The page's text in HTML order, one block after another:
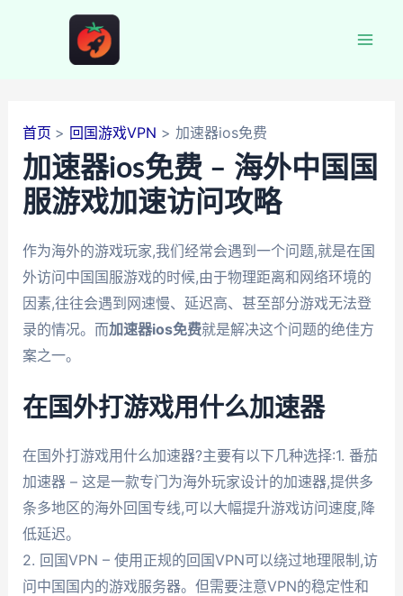
首页 回国游戏VPN 加速器ios免费
加速器ios免费 – 海外中国国
服游戏加速访问攻略
作为海外的游戏玩家,我们经常会遇到一个问题,就是在国
外访问中国国服游戏的时候,由于物理距离和网络环境的
因素,往往会遇到网速慢、延迟高、甚至部分游戏无法登
录的情况。而加速器ios免费就是解决这个问题的绝佳方
案之一。
在国外打游戏用什么加速器
在国外打游戏用什么加速器?主要有以下几种选择:1. 番茄
加速器 – 这是一款专门为海外玩家设计的加速器,提供多
条多地区的海外回国专线,可以大幅提升游戏访问速度,降
低延迟。
2. 回国VPN – 使用正规的回国VPN可以绕过地理限制,访
问中国国内的游戏服务器。但需要注意VPN的稳定性和